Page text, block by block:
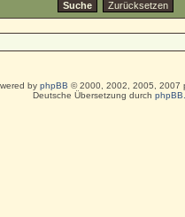
by phpBB © 2000, 2002, 2005, 2007
Deutsche Übersetzung durch